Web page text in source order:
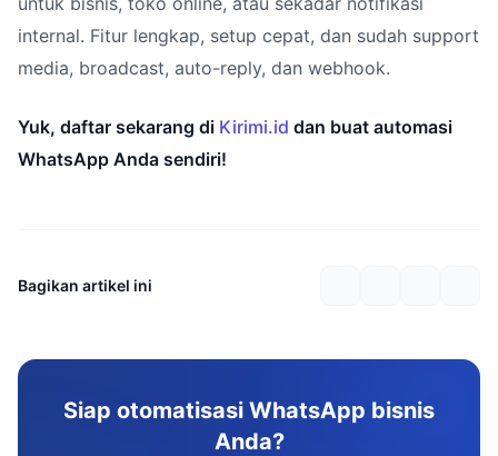
internal. Fitur lengkap, setup cepat, dan sudah support
media, broadcast, auto-reply, dan webhook.
Yuk, daftar sekarang di Kirimi.id dan buat automasi
WhatsApp Anda sendiri!
Bagikan artikel ini
Siap otomatisasi WhatsApp bisnis
Anda?